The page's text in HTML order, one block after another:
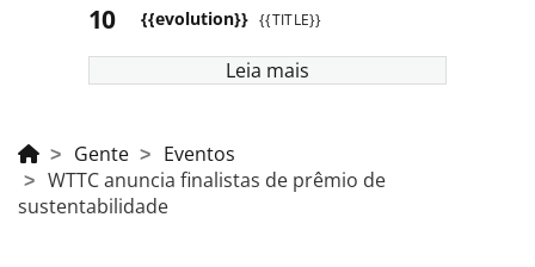
{{evolution}} {{TITLE}}
Leia mais
Gente
Eventos
WTTC anuncia finalistas de prêmio de
sustentabilidade